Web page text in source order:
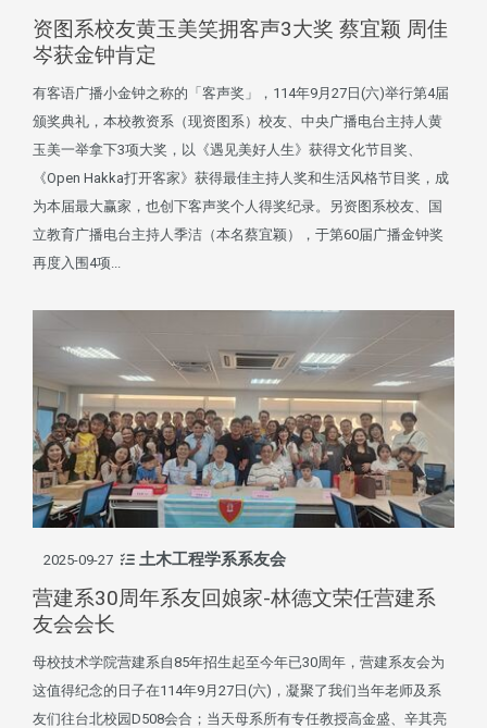
资图系校友黄玉美笑拥客声3大奖 蔡宜颖 周佳
岑获金钟肯定
有客语广播小金钟之称的「客声奖」，114年9月27日(六)举行第4届
颁奖典礼，本校教资系（现资图系）校友、中央广播电台主持人黄
玉美一举拿下3项大奖，以《遇见美好人生》获得文化节目奖、
《Open Hakka打开客家》获得最佳主持人奖和生活风格节目奖，成
为本届最大赢家，也创下客声奖个人得奖纪录。另资图系校友、国
立教育广播电台主持人季洁（本名蔡宜颖），于第60届广播金钟奖
再度入围4项...
2025-09-27 土木工程学系系友会
营建系30周年系友回娘家-林德文荣任营建系
友会会长
母校技术学院营建系自85年招生起至今年已30周年，营建系友会为
这值得纪念的日子在114年9月27日(六)，凝聚了我们当年老师及系
友们往台北校园D508会合；当天母系所有专任教授高金盛、辛其亮